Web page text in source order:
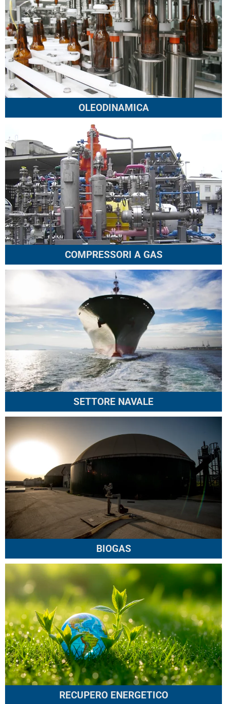
OLEODINAMICA
COMPRESSORI A GAS
SETTORE NAVALE
BIOGAS
RECUPERO ENERGETICO